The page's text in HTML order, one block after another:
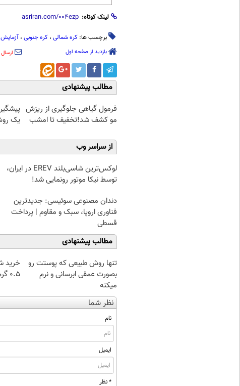
لینک کوتاه:
برچسب ها: کره شمالی ، کره جنوبی ،
بازدید از صفحه اول
مطالب پیشنهادی
فرمول گیاهی جلوگیری از ریزش
مو کشف شد!تخفیف تا امشب
یک
از سراسر وب
لوکس‌ترین شاسی‌بلند EREV در ایران،
توسط نیکا موتور رونمایی شد!
دندان مصنوعی سوئیسی: جدیدترین
فناوری اروپا، سبک و مقاوم | پرداخت
قسطی
مطالب پیشنهادی
تنها روش طبیعی که پوستت رو
بصورت عمقی ابرسانی و نرم
میکنه
خرید
۰.۵ گرم تا ۱۰ گرم
نظر شما
نام
ایمیل
* نظر